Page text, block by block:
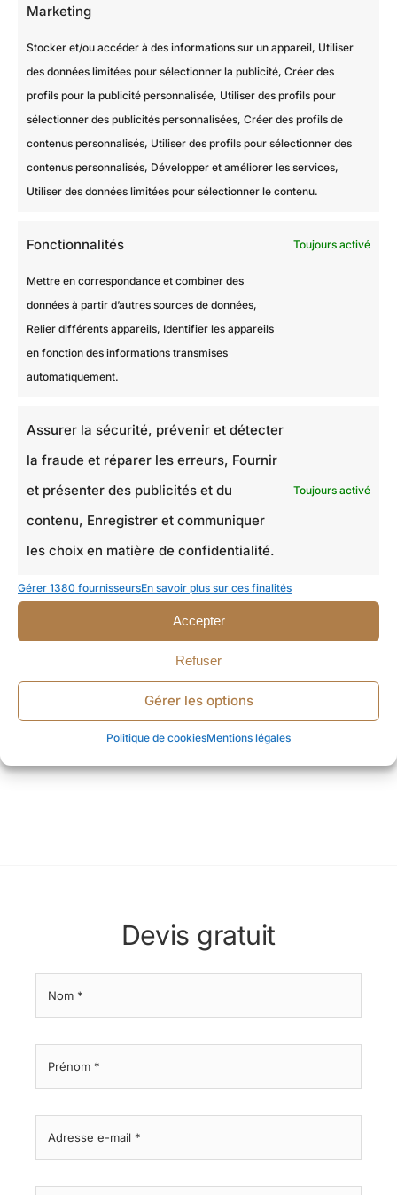
Marketing
Stocker et/ou accéder à des informations sur un appareil, Utiliser
des données limitées pour sélectionner la publicité, Créer des
profils pour la publicité personnalisée, Utiliser des profils pour
sélectionner des publicités personnalisées, Créer des profils de
contenus personnalisés, Utiliser des profils pour sélectionner des
contenus personnalisés, Développer et améliorer les services,
Utiliser des données limitées pour sélectionner le contenu.
Fonctionnalités Toujours activé
Mettre en correspondance et combiner des
données à partir d’autres sources de données,
Relier différents appareils, Identifier les appareils
en fonction des informations transmises
automatiquement.
Assurer la sécurité, prévenir et détecter
la fraude et réparer les erreurs, Fournir
et présenter des publicités et du
contenu, Enregistrer et communiquer
les choix en matière de confidentialité.
Toujours activé
Gérer 1380 fournisseursEn savoir plus sur ces finalités
Accepter
Refuser
Gérer les options
Politique de cookiesMentions légales
Devis gratuit